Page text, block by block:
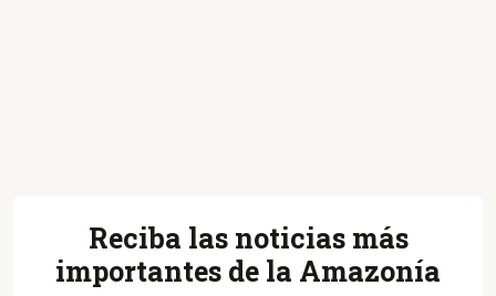
Reciba las noticias más
importantes de la Amazonía